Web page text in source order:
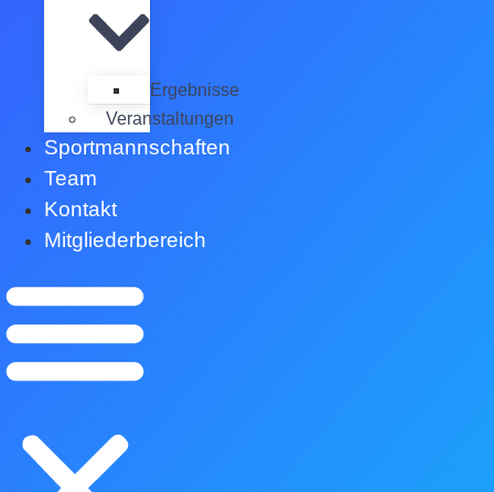
Ergebnisse
Veranstaltungen
Sportmannschaften
Team
Kontakt
Mitgliederbereich